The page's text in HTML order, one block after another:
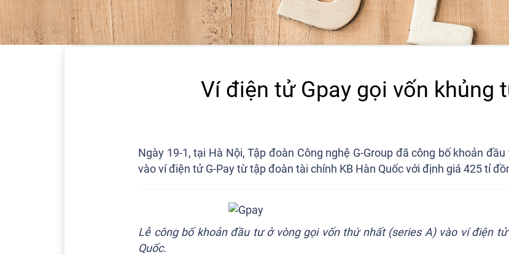
Ví điện tử Gpay gọi vốn khủng
Ngày 19-1, tại Hà Nội, Tập đoàn Công nghệ G-Group đã công bố khoản
vào ví điện tử G-Pay từ tập đoàn tài chính KB Hàn Quốc với định giá 425 tỉ
Lễ công bố khoản đầu tư ở vòng gọi vốn thứ nhất (series A) vào ví điện
Quốc.